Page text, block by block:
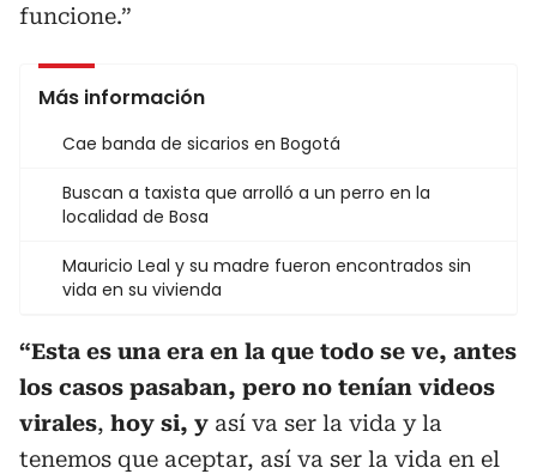
funcione.”
Más información
Cae banda de sicarios en Bogotá
Buscan a taxista que arrolló a un perro en la
localidad de Bosa
Mauricio Leal y su madre fueron encontrados sin
vida en su vivienda
“Esta es una era en la que todo se ve, antes
los casos pasaban, pero no tenían videos
virales, hoy si, y así va ser la vida y la
tenemos que aceptar, así va ser la vida en el